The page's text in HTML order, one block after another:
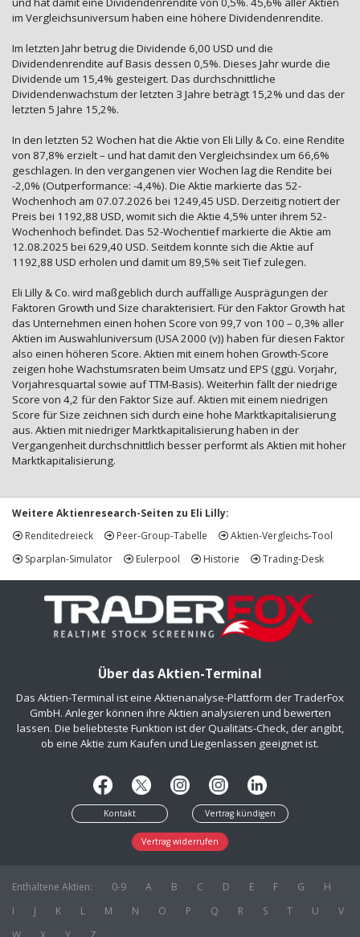
im Vergleichsuniversum haben eine höhere Dividendenrendite.
Im letzten Jahr betrug die Dividende 6,00 USD und die
Dividendenrendite auf Basis dessen 0,5%. Dieses Jahr wurde die
Dividende um 15,4% gesteigert. Das durchschnittliche
Dividendenwachstum der letzten 3 Jahre beträgt 15,2% und das der
letzten 5 Jahre 15,2%.
In den letzten 52 Wochen hat die Aktie von Eli Lilly & Co. eine Rendite
von 87,8% erzielt – und hat damit den Vergleichsindex um 66,6%
geschlagen. In den vergangenen vier Wochen lag die Rendite bei
-2,0% (Outperformance: -4,4%). Die Aktie markierte das 52-
Wochenhoch am 07.07.2026 bei 1249,45 USD. Derzeitig notiert der
Preis bei 1192,88 USD, womit sich die Aktie 4,5% unter ihrem 52-
Wochenhoch befindet. Das 52-Wochentief markierte die Aktie am
12.08.2025 bei 629,40 USD. Seitdem konnte sich die Aktie auf
1192,88 USD erholen und damit um 89,5% seit Tief zulegen.
Eli Lilly & Co. wird maßgeblich durch auffällige Ausprägungen der
Faktoren Growth und Size charakterisiert. Für den Faktor Growth hat
das Unternehmen einen hohen Score von 99,7 von 100 – 0,3% aller
Aktien im Auswahluniversum (USA 2000 (v)) haben für diesen Faktor
also einen höheren Score. Aktien mit einem hohen Growth-Score
zeigen hohe Wachstumsraten beim Umsatz und EPS (ggü. Vorjahr,
Vorjahresquartal sowie auf TTM-Basis). Weiterhin fällt der niedrige
Score von 4,2 für den Faktor Size auf. Aktien mit einem niedrigen
Score für Size zeichnen sich durch eine hohe Marktkapitalisierung
aus. Aktien mit niedriger Marktkapitalisierung haben in der
Vergangenheit durchschnittlich besser performt als Aktien mit hoher
Marktkapitalisierung.
Weitere Aktienresearch-Seiten zu Eli Lilly:
Renditedreieck
Peer-Group-Tabelle
Aktien-Vergleichs-Tool
Sparplan-Simulator
Eulerpool Historie Trading-Desk
Über das Aktien-Terminal
Das Aktien-Terminal ist eine Aktienanalyse-Plattform der TraderFox
GmbH. Anleger können ihre Aktien analysieren und bewerten
lassen. Die beliebteste Funktion ist der Qualitäts-Check, der angibt,
ob eine Aktie zum Kaufen und Liegenlassen geeignet ist.
Kontakt Vertrag kündigen
Vertrag widerrufen
Enthaltene Aktien: 0-9 A B C D E F G
H
I
J K L M N O P Q R S T U
V